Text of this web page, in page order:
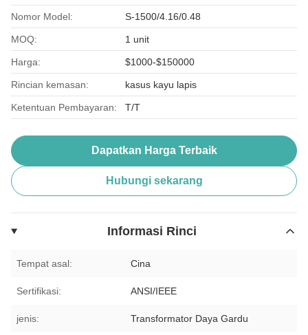
Nomor Model: S-1500/4.16/0.48
MOQ: 1 unit
Harga: $1000-$150000
Rincian kemasan: kasus kayu lapis
Ketentuan Pembayaran: T/T
Dapatkan Harga Terbaik
Hubungi sekarang
Informasi Rinci
Tempat asal: Cina
Sertifikasi: ANSI/IEEE
jenis: Transformator Daya Gardu